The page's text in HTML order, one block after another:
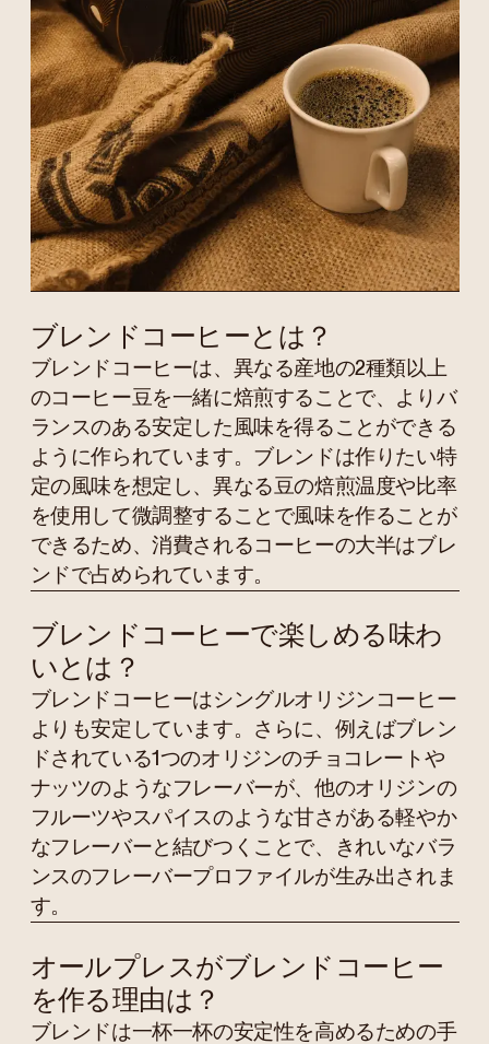
ブレンドコーヒーとは？
ブレンドコーヒーは、異なる産地の2種類以上
のコーヒー豆を一緒に焙煎することで、よりバ
ランスのある安定した風味を得ることができる
ように作られています。ブレンドは作りたい特
定の風味を想定し、異なる豆の焙煎温度や比率
を使用して微調整することで風味を作ることが
できるため、消費されるコーヒーの大半はブレ
ンドで占められています。
ブレンドコーヒーで楽しめる味わ
いとは？
ブレンドコーヒーはシングルオリジンコーヒー
よりも安定しています。さらに、例えばブレン
ドされている1つのオリジンのチョコレートや
ナッツのようなフレーバーが、他のオリジンの
フルーツやスパイスのような甘さがある軽やか
なフレーバーと結びつくことで、きれいなバラ
ンスのフレーバープロファイルが生み出されま
す。
オールプレスがブレンドコーヒー
を作る理由は？
ブレンドは一杯一杯の安定性を高めるための手